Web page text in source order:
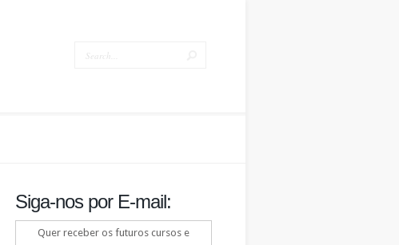
Siga-nos por E-mail:
Quer receber os futuros cursos e